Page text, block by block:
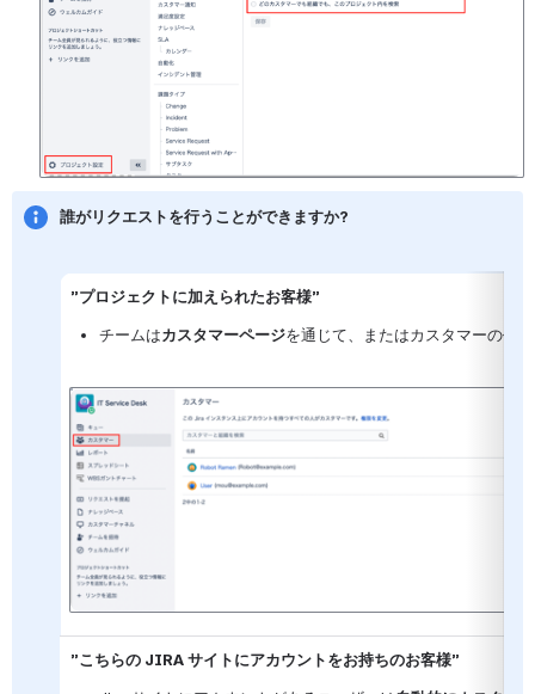
誰がリクエストを行うことができますか?
”プロジェクトに加えられたお客様”
チームはカスタマーページを通じて、またはカスタマーの代
を開く
”こちらの JIRA サイトにアカウントをお持ちのお客様”